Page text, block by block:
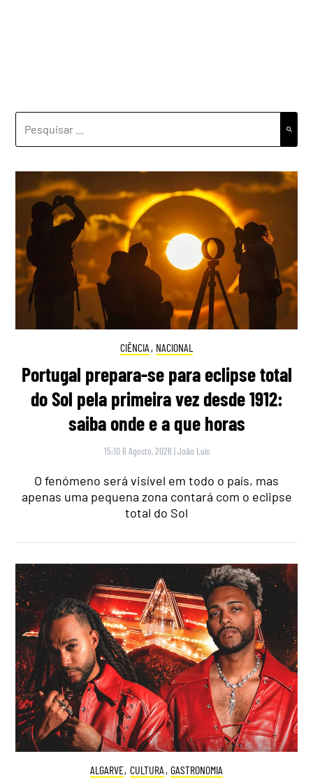
CIÊNCIA , NACIONAL
Portugal prepara-se para eclipse total
do Sol pela primeira vez desde 1912:
saiba onde e a que horas
15:10 6 Agosto, 2026 |João Luís
O fenómeno será visível em todo o país, mas
apenas uma pequena zona contará com o eclipse
total do Sol
ALGARVE, CULTURA , GASTRONOMIA